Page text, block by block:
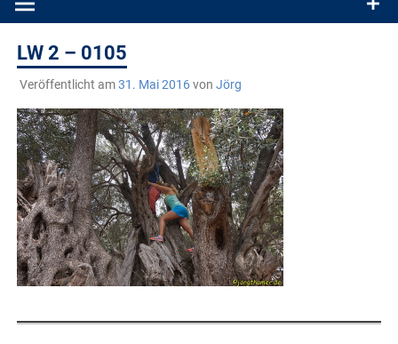
LW 2 – 0105
Veröffentlicht am31. Mai 2016von Jörg